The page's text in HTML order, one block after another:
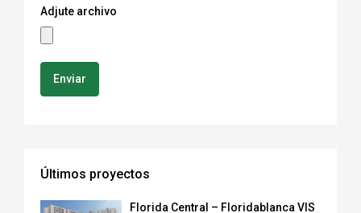
Adjute archivo
Últimos proyectos
Florida Central – Floridablanca VIS